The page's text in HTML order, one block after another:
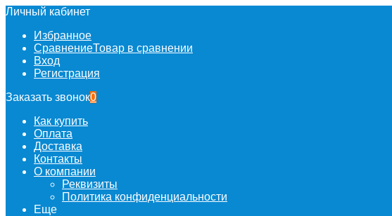
Личный кабинет
Избранное
СравнениеТовар в сравнении
Вход
Регистрация
Заказать звонок0
Как купить
Оплата
Доставка
Контакты
О компании
Реквизиты
Политика конфиденциальности
Еще